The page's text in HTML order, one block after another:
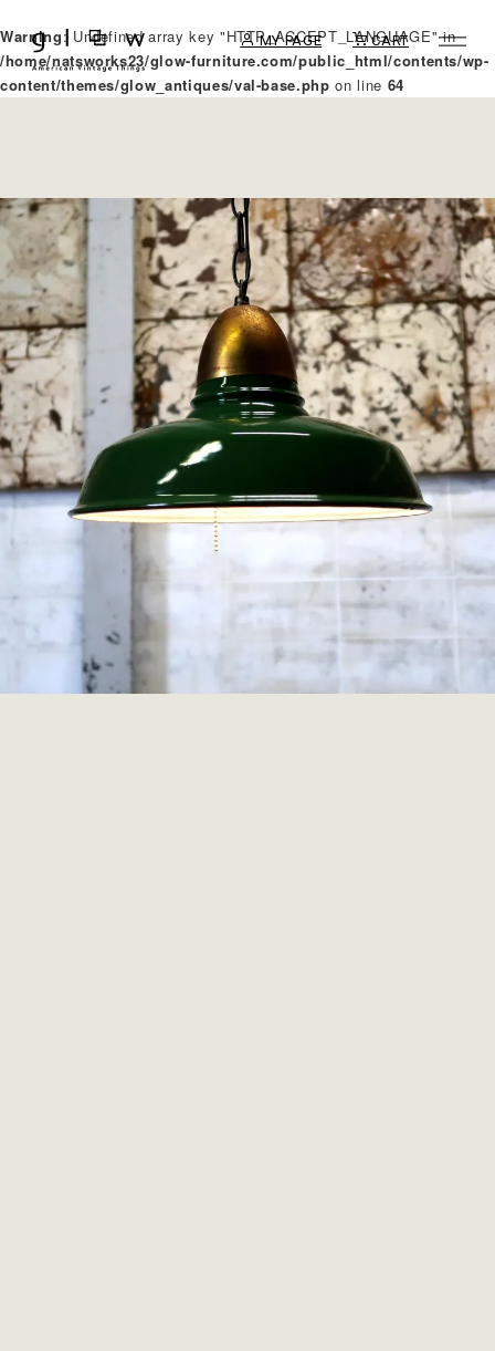
Warning: Undefined array key "HTTP_ACCEPT_LANGUAGE" in
/home/natsworks23/glow-furniture.com/public_html/contents/wp-
content/themes/glow_antiques/val-base.php on line 64
MY PAGE CART